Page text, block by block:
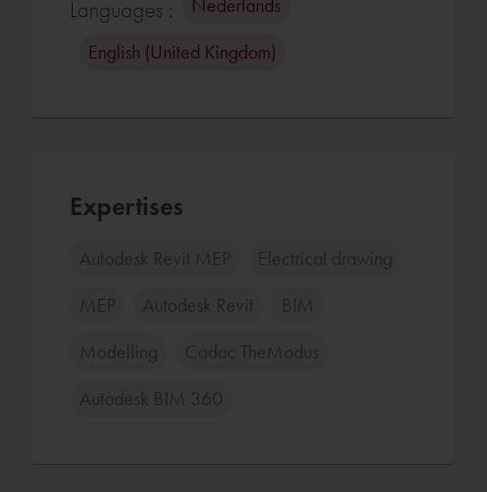
Languages : Nederlands
English (United Kingdom)
Expertises
Autodesk Revit MEP Electrical drawing
MEP Autodesk Revit BIM
Modelling Cadac TheModus
Autodesk BIM 360